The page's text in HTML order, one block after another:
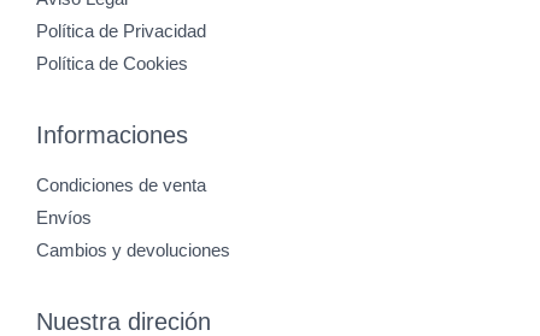
Política de Privacidad
Política de Cookies
Informaciones
Condiciones de venta
Envíos
Cambios y devoluciones
Nuestra direción